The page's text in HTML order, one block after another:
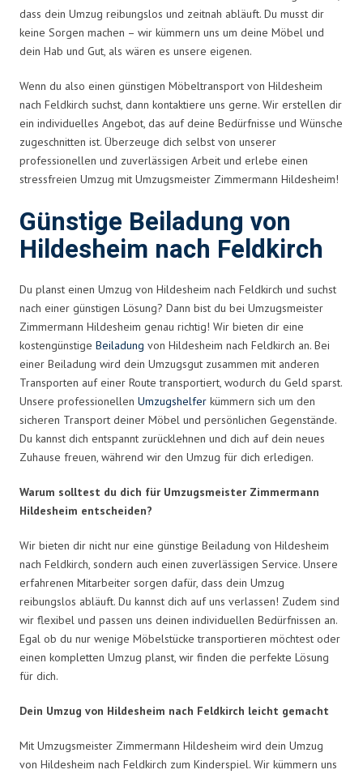
dass dein Umzug reibungslos und zeitnah abläuft. Du musst dir
keine Sorgen machen – wir kümmern uns um deine Möbel und
dein Hab und Gut, als wären es unsere eigenen.
Wenn du also einen günstigen Möbeltransport von Hildesheim
nach Feldkirch suchst, dann kontaktiere uns gerne. Wir erstellen dir
ein individuelles Angebot, das auf deine Bedürfnisse und Wünsche
zugeschnitten ist. Überzeuge dich selbst von unserer
professionellen und zuverlässigen Arbeit und erlebe einen
stressfreien Umzug mit Umzugsmeister Zimmermann Hildesheim!
Günstige Beiladung von
Hildesheim nach Feldkirch
Du planst einen Umzug von Hildesheim nach Feldkirch und suchst
nach einer günstigen Lösung? Dann bist du bei Umzugsmeister
Zimmermann Hildesheim genau richtig! Wir bieten dir eine
kostengünstige Beiladung von Hildesheim nach Feldkirch an. Bei
einer Beiladung wird dein Umzugsgut zusammen mit anderen
Transporten auf einer Route transportiert, wodurch du Geld sparst.
Unsere professionellen Umzugshelfer kümmern sich um den
sicheren Transport deiner Möbel und persönlichen Gegenstände.
Du kannst dich entspannt zurücklehnen und dich auf dein neues
Zuhause freuen, während wir den Umzug für dich erledigen.
Warum solltest du dich für Umzugsmeister Zimmermann
Hildesheim entscheiden?
Wir bieten dir nicht nur eine günstige Beiladung von Hildesheim
nach Feldkirch, sondern auch einen zuverlässigen Service. Unsere
erfahrenen Mitarbeiter sorgen dafür, dass dein Umzug
reibungslos abläuft. Du kannst dich auf uns verlassen! Zudem sind
wir flexibel und passen uns deinen individuellen Bedürfnissen an.
Egal ob du nur wenige Möbelstücke transportieren möchtest oder
einen kompletten Umzug planst, wir finden die perfekte Lösung
für dich.
Dein Umzug von Hildesheim nach Feldkirch leicht gemacht
Mit Umzugsmeister Zimmermann Hildesheim wird dein Umzug
von Hildesheim nach Feldkirch zum Kinderspiel. Wir kümmern uns